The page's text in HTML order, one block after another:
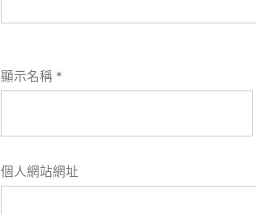
顯示名稱 *
個人網站網址